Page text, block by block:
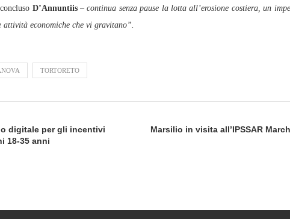
D’Annuntiis–continua senza pause la lotta all’erosione costiera, un
economiche che vi gravitano”.
TORTORETO
digitale per gli incentivi
18‑35 anni
Marsilio in visita all’IPSSAR